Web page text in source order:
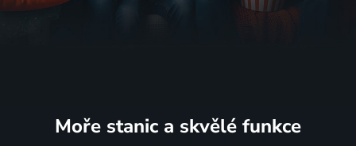
Moře stanic a skvělé funkce